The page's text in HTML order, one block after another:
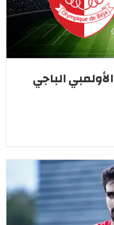
الباجي